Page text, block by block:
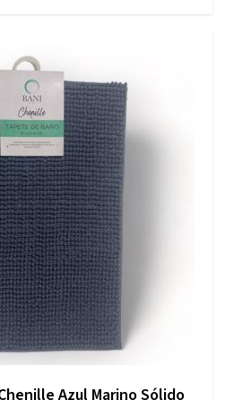
Azul Marino Sólido